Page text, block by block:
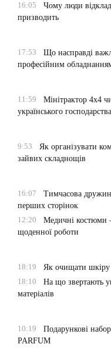
16:05
Чому люди
призводить
17:53
Що насправді
професійним
11:59
Мінітрактор 4х4
українського господарства
9:53
Як організувати
зайвих складнощів
16:07
Тимчасова
перших сторінок
12:20
Медичні костюми
щоденної роботи
18:19
Як очищати шкіру
18:10
На що звертають
матеріалів
10:19
Подарункові
PARFUM